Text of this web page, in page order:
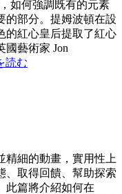
如何強調既有的元素
的部分。提姆波頓在設
的紅心皇后提取了紅心
國藝術家 Jon
読む
精細的動畫，實用性上
、取得回饋、幫助探索
此篇將介紹如何在